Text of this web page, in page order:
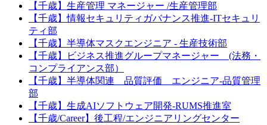
【千歳】生産管理 マネージャー /生産管理部
【千歳】情報セキュリティガバナンス推進-ITセキュリ
ティ部
【千歳】半導体マスクエンジニア - 生産技術部
【千歳】ビジネス推進グループマネージャー (法務・
コンプライアンス部）
【千歳】半導体関連 品質評価 エンジニア‐品質管理
部
【千歳】生成AIソフトウェア開発-RUMS推進室
【千歳/Career】後工程/エンジニアリングセンター